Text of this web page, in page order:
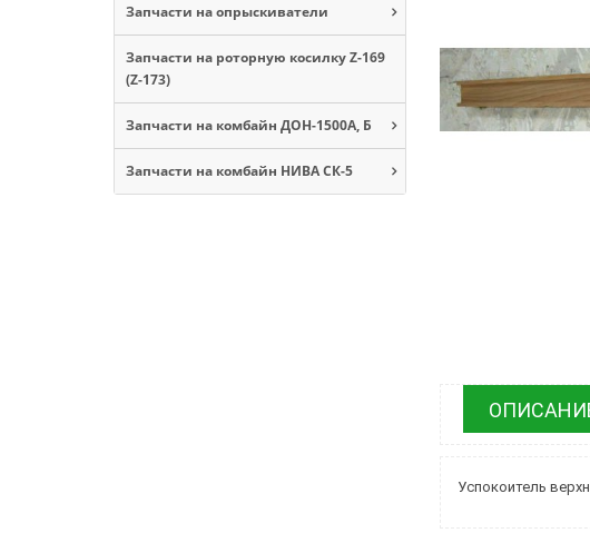
Запчасти на опрыскиватели
Запчасти на роторную косилку Z-169
(Z-173)
Запчасти на комбайн ДОН-1500А, Б
Запчасти на комбайн НИВА СК-5
Успокоитель